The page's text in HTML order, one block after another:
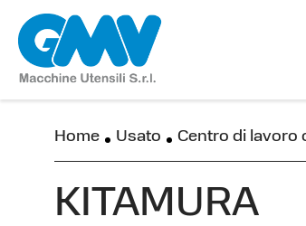
Home Usato Centro di lavoro
KITAMURA